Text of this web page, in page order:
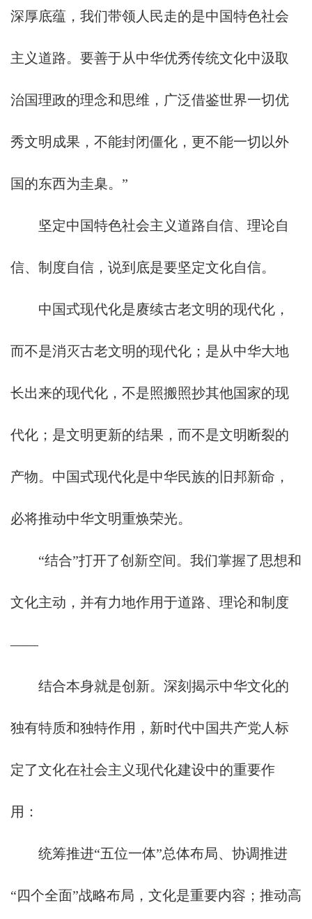
深厚底蕴，我们带领人民走的是中国特色社会
主义道路。要善于从中华优秀传统文化中汲取
治国理政的理念和思维，广泛借鉴世界一切优
秀文明成果，不能封闭僵化，更不能一切以外
国的东西为圭臬。”
坚定中国特色社会主义道路自信、理论自
信、制度自信，说到底是要坚定文化自信。
中国式现代化是赓续古老文明的现代化，
而不是消灭古老文明的现代化；是从中华大地
长出来的现代化，不是照搬照抄其他国家的现
代化；是文明更新的结果，而不是文明断裂的
产物。中国式现代化是中华民族的旧邦新命，
必将推动中华文明重焕荣光。
“结合”打开了创新空间。我们掌握了思想和
文化主动，并有力地作用于道路、理论和制度
——
结合本身就是创新。深刻揭示中华文化的
独有特质和独特作用，新时代中国共产党人标
定了文化在社会主义现代化建设中的重要作
用：
统筹推进“五位一体”总体布局、协调推进
“四个全面”战略布局，文化是重要内容；推动高